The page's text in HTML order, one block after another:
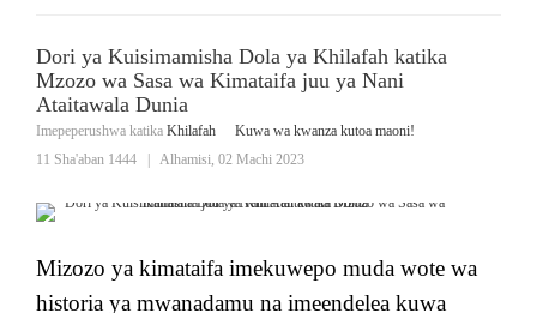
Dori ya Kuisimamisha Dola ya Khilafah katika
Mzozo wa Sasa wa Kimataifa juu ya Nani
Ataitawala Dunia
Imepeperushwa katika Khilafah
Kuwa wa kwanza kutoa maoni!
11 Sha'aban 1444
Alhamisi, 02 Machi 2023
Mizozo ya kimataifa imekuwepo muda wote wa
historia ya mwanadamu na imeendelea kuwa